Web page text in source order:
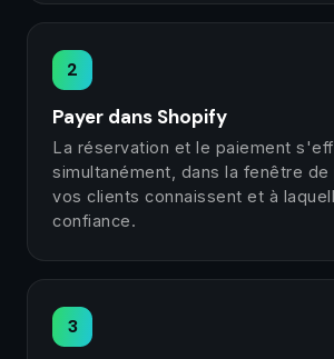
2
Payer dans Shopify
La réservation et le paiement
simultanément, dans la fenêtre de
vos clients connaissent et à
confiance.
3